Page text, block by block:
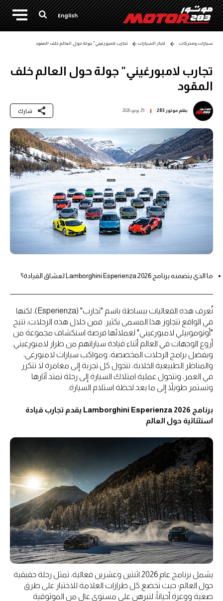
English
سيارات ومحركات اخبار السيارات تجارب لامبورغيني" جولة حول العالم خلف المقود
تجارب لامبورغيني" جولة حول العالم خلف
المقود
بقلمموتور 283 29 يونيو 2026 شارك
ما الذي يتضمنه برنامج Lamborghini Esperienza 2026 لعشاق القيادة؟
تُعرف هذه الفعاليات ببساطة باسم "تجارب" (Esperienza)، لكنها
في الواقع تتجاوز هذا المسمى بكثير. فمن خلال هذه الرحلات، تتيح
"أوتوموبيلي لامبورغيني" لعملائها فرصة استكشاف مجموعة من
أروع الوجهات في العالم أثناء قيادة سياراتهم من طراز لامبورغيني.
وبفضل برامج الرحلات المخصصة، ومواكب سيارات لامبورغي،
والمناظر الطبيعية الخلابة، تتحول كل تجربة إلى مغامرة لا تتكرر
في العمر، وتتحول عملية امتلاك السيارة إلى رحلة تمتد آثارها
وتستمر طويلاً إلى ما بعد لحظة استلام السيارة.
برنامج Lamborghini Esperienza 2026 يقدم تجارب قيادة
استثنائية حول العالم
يشمل برنامج عام 2026 اثنتين وعشرين فعالية، تمثل رحلة حقيقية
حول العالم؛ حيث تخضع كل طرازات العلامة للاختبار على طرق
صعبة ووعرة أحياناً، لتبرهن على مستوى عالٍ من الموثوقية